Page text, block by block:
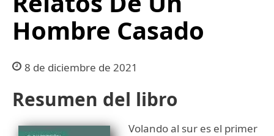
Hombre Casado
8 de diciembre de 2021
Resumen del libro
Volando al sur es el primer